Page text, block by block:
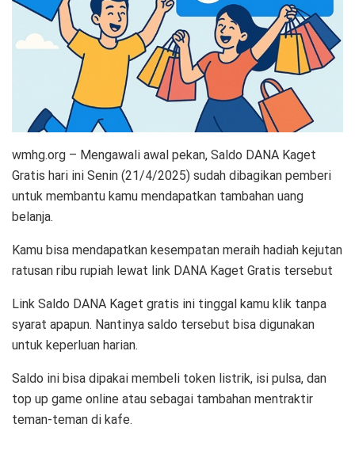
wmhg.org – Mengawali awal pekan, Saldo DANA Kaget
Gratis hari ini Senin (21/4/2025) sudah dibagikan pemberi
untuk membantu kamu mendapatkan tambahan uang
belanja.
Kamu bisa mendapatkan kesempatan meraih hadiah kejutan
ratusan ribu rupiah lewat link DANA Kaget Gratis tersebut
Link Saldo DANA Kaget gratis ini tinggal kamu klik tanpa
syarat apapun. Nantinya saldo tersebut bisa digunakan
untuk keperluan harian.
Saldo ini bisa dipakai membeli token listrik, isi pulsa, dan
top up game online atau sebagai tambahan mentraktir
teman-teman di kafe.